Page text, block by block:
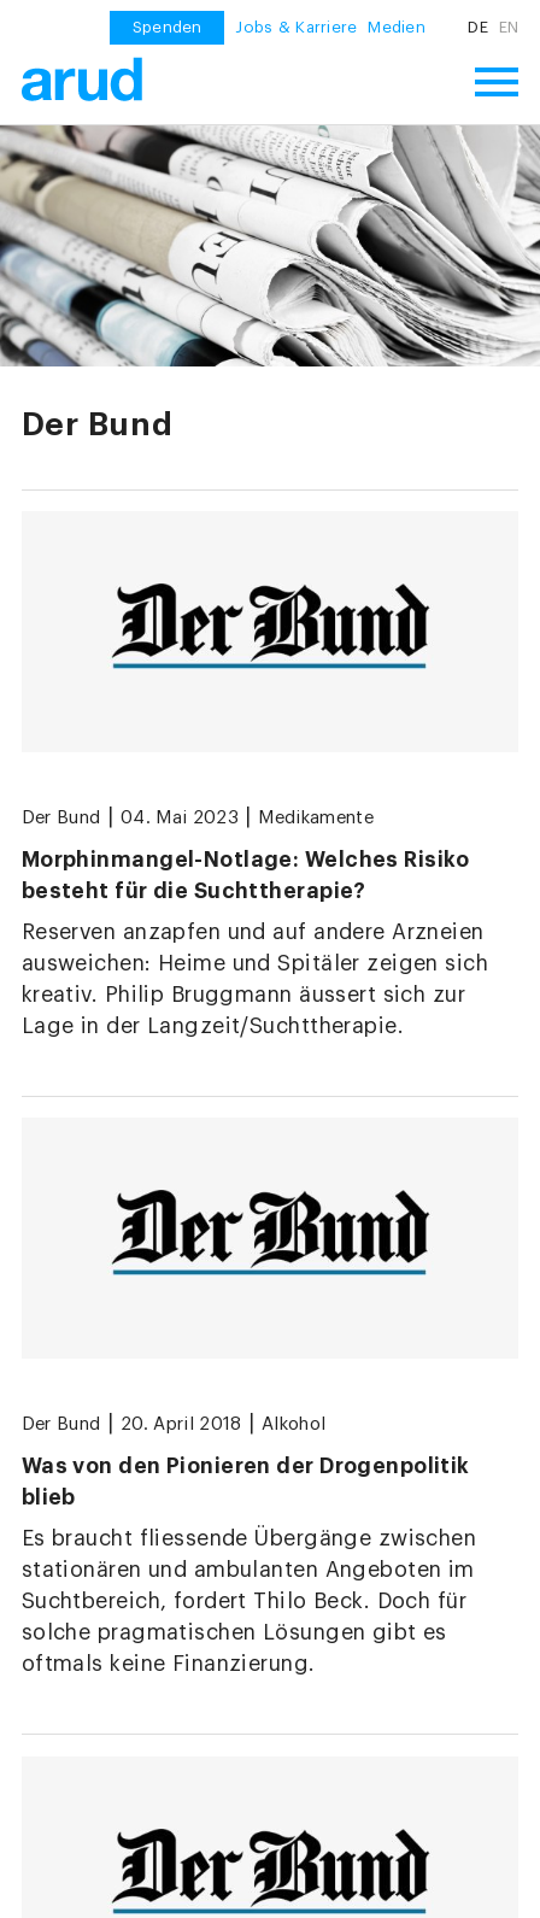
Spenden Jobs & Karriere Medien DE EN
Der Bund
Der Bund 04. Mai 2023 Medikamente
Morphinmangel-Notlage: Welches Risiko
besteht für die Suchttherapie?
Reserven anzapfen und auf andere Arzneien
ausweichen: Heime und Spitäler zeigen sich
kreativ. Philip Bruggmann äussert sich zur
Lage in der Langzeit/Suchttherapie.
Der Bund 20. April 2018 Alkohol
Was von den Pionieren der Drogenpolitik
blieb
Es braucht fliessende Übergänge zwischen
stationären und ambulanten Angeboten im
Suchtbereich, fordert Thilo Beck. Doch für
solche pragmatischen Lösungen gibt es
oftmals keine Finanzierung.